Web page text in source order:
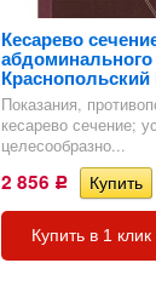
Кесарево
Показания,
кесарево сечение;
целесообразно...
2 856 Р
Купить в 1 клик